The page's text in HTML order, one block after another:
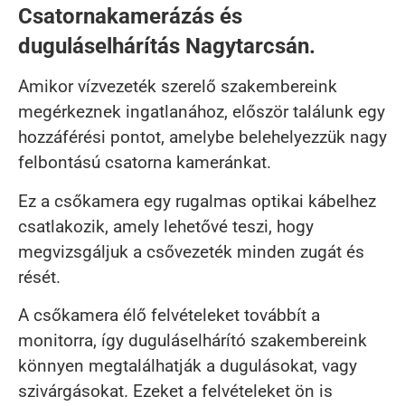
Csatornakamerázás és
duguláselhárítás Nagytarcsán.
Amikor vízvezeték szerelő szakembereink
megérkeznek ingatlanához, először találunk egy
hozzáférési pontot, amelybe belehelyezzük nagy
felbontású csatorna kameránkat.
Ez a csőkamera egy rugalmas optikai kábelhez
csatlakozik, amely lehetővé teszi, hogy
megvizsgáljuk a csővezeték minden zugát és
rését.
A csőkamera élő felvételeket továbbít a
monitorra, így duguláselhárító szakembereink
könnyen megtalálhatják a dugulásokat, vagy
szivárgásokat. Ezeket a felvételeket ön is